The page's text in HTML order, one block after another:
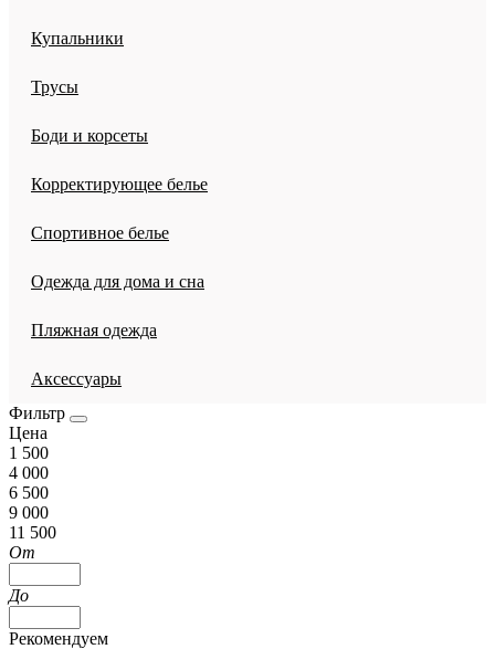
Купальники
Трусы
Боди и корсеты
Корректирующее белье
Спортивное белье
Одежда для дома и сна
Пляжная одежда
Аксессуары
Фильтр
Цена
1 500
4 000
6 500
9 000
11 500
От
До
Рекомендуем